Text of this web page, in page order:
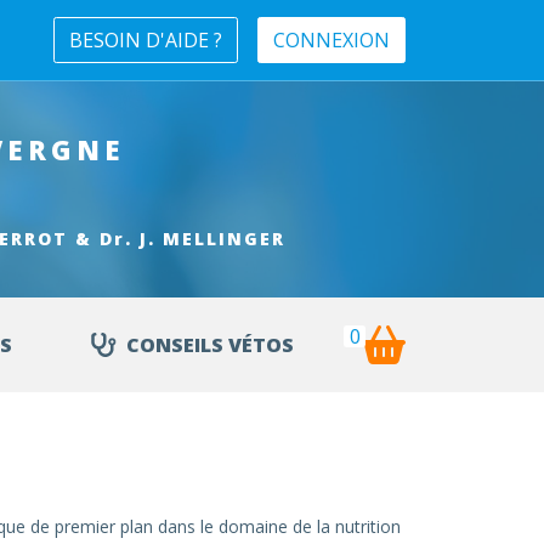
BESOIN D'AIDE ? CONNEXION
& Dr. J. MELLINGER
CONSEILS VÉTOS 0
de premier plan dans le domaine de la nutrition